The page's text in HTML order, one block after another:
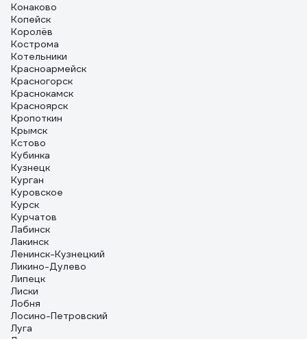
Конаково
Копейск
Королёв
Кострома
Котельники
Красноармейск
Красногорск
Краснокамск
Красноярск
Кропоткин
Крымск
Кстово
Кубинка
Кузнецк
Курган
Куровское
Курск
Курчатов
Лабинск
Лакинск
Ленинск-Кузнецкий
Ликино-Дулево
Липецк
Лиски
Лобня
Лосино-Петровский
Луга